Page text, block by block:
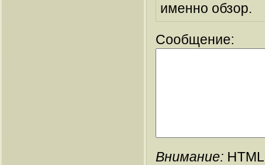
именно обзор.
Сообщение:
Внимание: